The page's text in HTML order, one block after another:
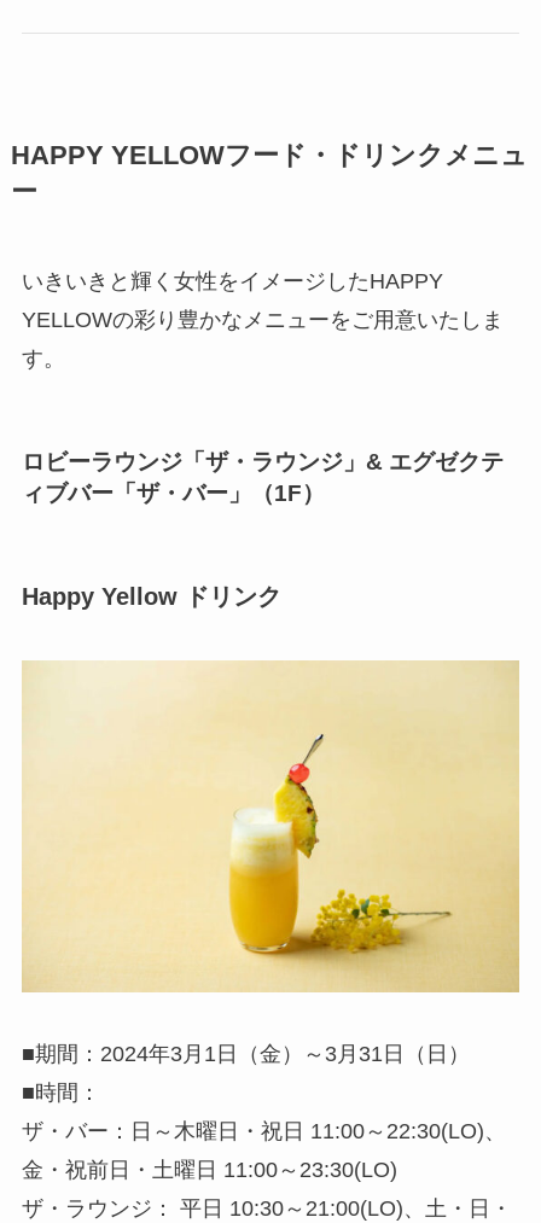
HAPPY YELLOWフード・ドリンクメニュ
ー
いきいきと輝く女性をイメージしたHAPPY
YELLOWの彩り豊かなメニューをご用意いたしま
す。
ロビーラウンジ「ザ・ラウンジ」& エグゼクテ
ィブバー「ザ・バー」（1F）
Happy Yellow ドリンク
■期間：2024年3月1日（金）～3月31日（日）
■時間：
ザ・バー：日～木曜日・祝日 11:00～22:30(LO)、
金・祝前日・土曜日 11:00～23:30(LO)
ザ・ラウンジ： 平日 10:30～21:00(LO)、土・日・